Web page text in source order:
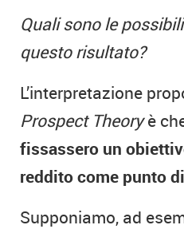
Quali sono le
questo risultato?
L’interpretazione
Prospect Theoryè
fissassero un
reddito come punto
Supponiamo, ad